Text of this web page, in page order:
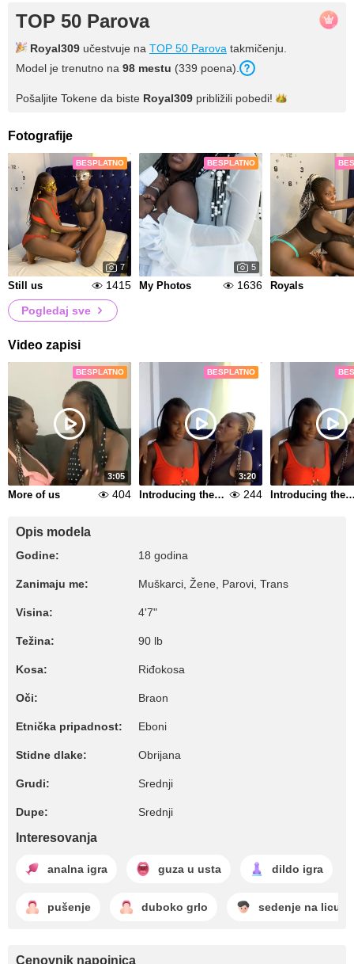
TOP 50 Parova
Royal309 učestvuje na TOP 50 Parova takmičenju.
Model je trenutno na 98 mestu (339 poena).
Pošaljite Tokene da biste Royal309 približili pobedi!
Fotografije
BESPLATNO
7
Still us 1415
BESPLATNO
5
My Photos 1636 Royals
Pogledaj sve
Video zapisi
BESPLATNO
3:05
More of us 404
BESPLATNO
3:20
Introducing the royals 244 Introducing
Opis modela
Godine: 18 godina
Zanimaju me: Muškarci, Žene, Parovi, Trans
Visina: 4'7"
Težina: 90 lb
Kosa: Riđokosa
Oči: Braon
Etnička pripadnost: Eboni
Stidne dlake: Obrijana
Grudi: Srednji
Dupe: Srednji
Interesovanja
analna igra guza u usta dildo igra
pušenje duboko grlo sedenje na licu
Cenovnik napojnica